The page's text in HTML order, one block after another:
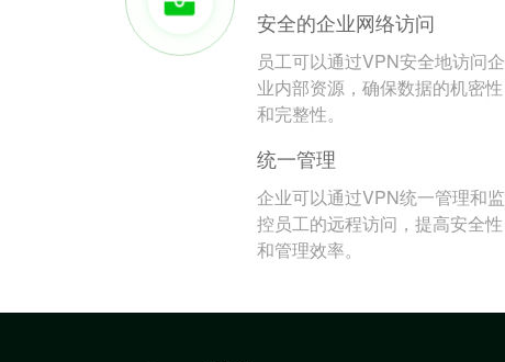
安全的企业网络访问
员工可以通过VPN安全地访问企
业内部资源，确保数据的机密性
和完整性。
统一管理
企业可以通过VPN统一管理和监
控员工的远程访问，提高安全性
和管理效率。